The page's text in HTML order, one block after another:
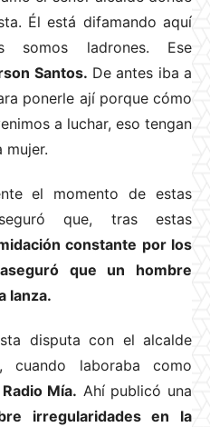
Él está difamando aquí
somos ladrones. Ese
Santos. De antes iba a
ponerle ají porque cómo
a luchar, eso tengan
mujer.
el momento de estas
que, tras estas
constante por los
que un hombre
lanza.
disputa con el alcalde
cuando laboraba como
Mía. Ahí publicó una
irregularidades en la